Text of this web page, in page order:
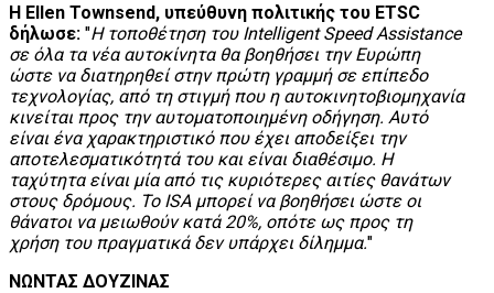
Η Ellen Townsend, υπεύθυνη πολιτικής του ETSC
δήλωσε: "Η τοποθέτηση του Intelligent Speed Assistance
σε όλα τα νέα αυτοκίνητα θα βοηθήσει την Ευρώπη
ώστε να διατηρηθεί στην πρώτη γραμμή σε επίπεδο
τεχνολογίας, από τη στιγμή που η αυτοκινητοβιομηχανία
κινείται προς την αυτοματοποιημένη οδήγηση. Αυτό
είναι ένα χαρακτηριστικό που έχει αποδείξει την
αποτελεσματικότητά του και είναι διαθέσιμο. Η
ταχύτητα είναι μία από τις κυριότερες αιτίες θανάτων
στους δρόμους. Το ISA μπορεί να βοηθήσει ώστε οι
θάνατοι να μειωθούν κατά 20%, οπότε ως προς τη
χρήση του πραγματικά δεν υπάρχει δίλημμα."
ΝΩΝΤΑΣ ΔΟΥΖΙΝΑΣ